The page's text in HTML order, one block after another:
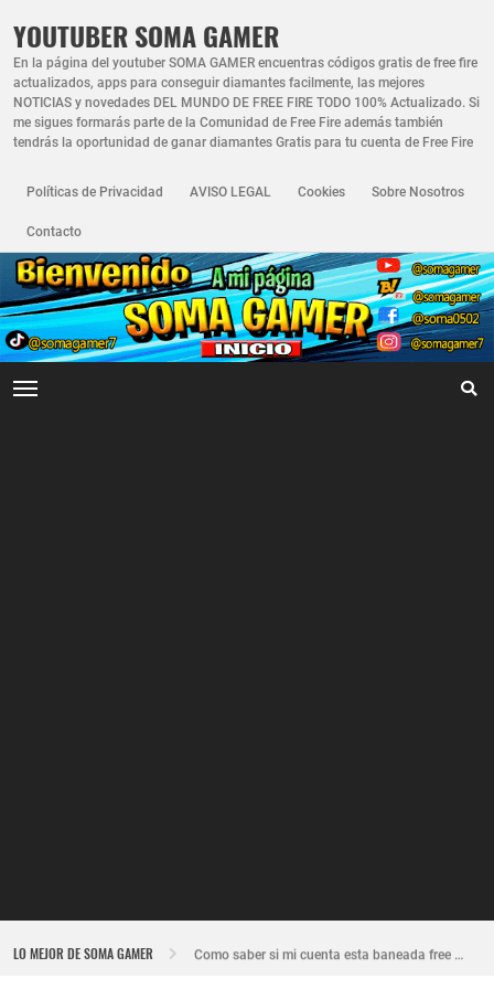
YOUTUBER SOMA GAMER
En la página del youtuber SOMA GAMER encuentras códigos gratis de free fire
actualizados, apps para conseguir diamantes facilmente, las mejores
NOTICIAS y novedades DEL MUNDO DE FREE FIRE TODO 100% Actualizado. Si
me sigues formarás parte de la Comunidad de Free Fire además también
tendrás la oportunidad de ganar diamantes Gratis para tu cuenta de Free Fire
Políticas de Privacidad AVISO LEGAL Cookies Sobre Nosotros
Contacto
LO MEJOR DE SOMA GAMER Como saber si mi cuenta esta baneada free fire